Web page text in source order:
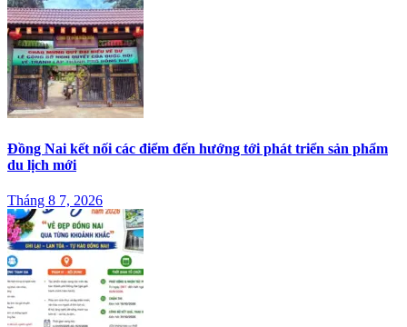
Đồng Nai kết nối các điểm đến hướng tới phát triển sản phẩm
du lịch mới
Tháng 8 7, 2026